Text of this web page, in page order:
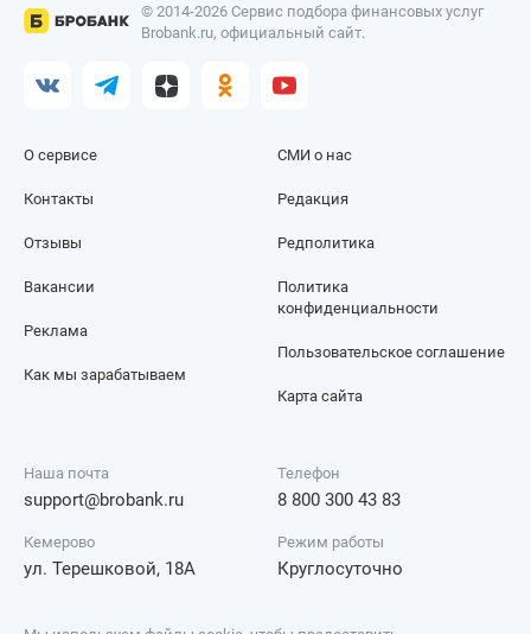
© 2014-2026 Сервис подбора финансовых услуг
Brobank.ru, официальный сайт.
О сервисе
Контакты
Отзывы
СМИ о нас
Редакция
Редполитика
Вакансии
Реклама
Как мы зарабатываем
Политика
конфиденциальности
Пользовательское соглашение
Карта сайта
Наша почта
support@brobank.ru
Телефон
8 800 300 43 83
Кемерово
ул. Терешковой, 18А
Режим работы
Круглосуточно